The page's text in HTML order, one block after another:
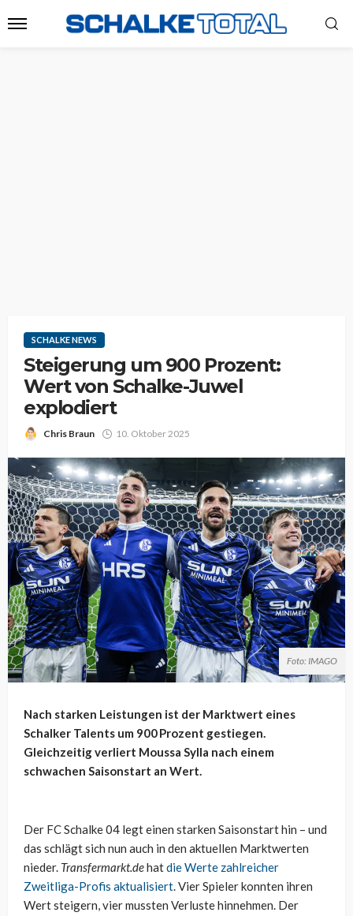
SCHALKE NEWS
Steigerung um 900 Prozent:
Wert von Schalke-Juwel
explodiert
Chris Braun 10. Oktober 2025
Foto: IMAGO
Nach starken Leistungen ist der Marktwert eines
Schalker Talents um 900 Prozent gestiegen.
Gleichzeitig verliert Moussa Sylla nach einem
schwachen Saisonstart an Wert.
Der FC Schalke 04 legt einen starken Saisonstart hin – und
das schlägt sich nun auch in den aktuellen Marktwerten
nieder. Transfermarkt.dehatdie Werte zahlreicher
Zweitliga-Profis aktualisiert. Vier Spieler konnten ihren
Wert steigern, vier mussten Verluste hinnehmen. Der